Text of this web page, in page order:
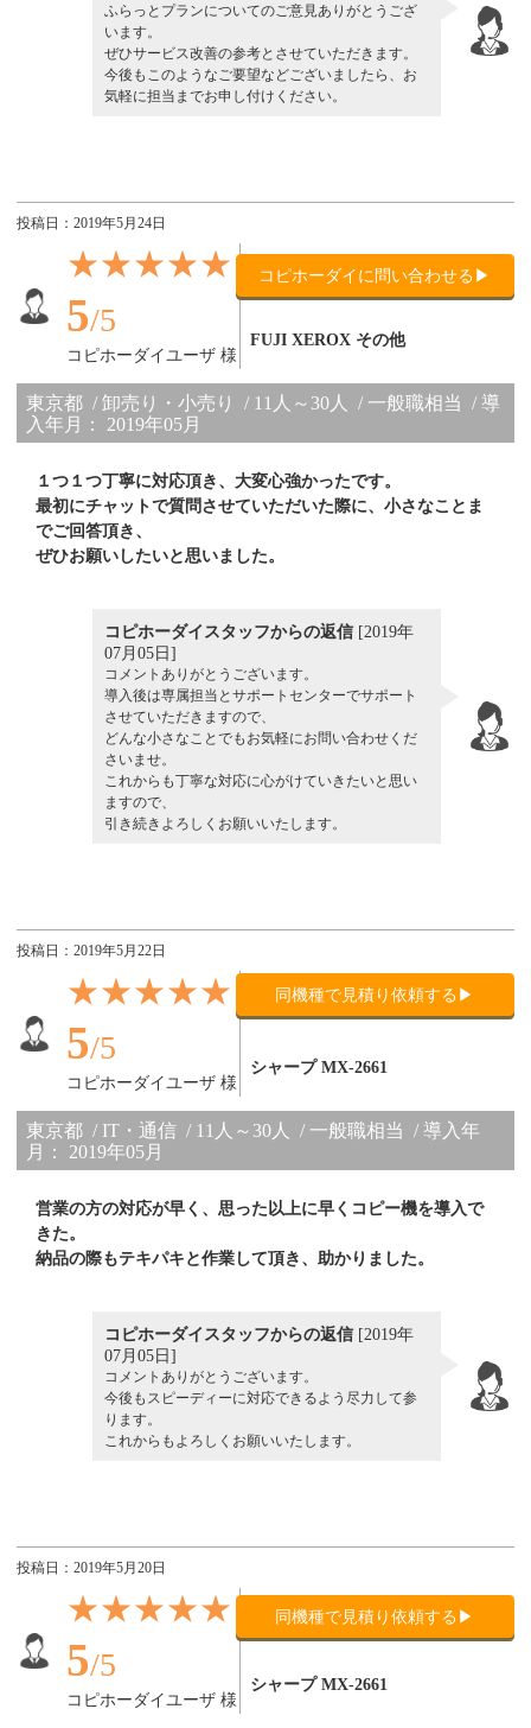
ふらっとプランについてのご意見ありがとうござ
います。
ぜひサービス改善の参考とさせていただきます。
今後もこのようなご要望などございましたら、お
気軽に担当までお申し付けください。
投稿日：2019年5月24日
★★★★★
5/5
コピホーダイユーザ 様
導入機種：
FUJI XEROX その他
東京都 卸売り・小売り 11人～30人 一般職相当
導
入年月： 2019年05月
１つ１つ丁寧に対応頂き、大変心強かったです。
最初にチャットで質問させていただいた際に、小さなことま
でご回答頂き、
ぜひお願いしたいと思いました。
コピホーダイスタッフからの返信 [2019年
07月05日]
コメントありがとうございます。
導入後は専属担当とサポートセンターでサポート
させていただきますので、
どんな小さなことでもお気軽にお問い合わせくだ
さいませ。
これからも丁寧な対応に心がけていきたいと思い
ますので、
引き続きよろしくお願いいたします。
コピホーダイに問い合わせる▶
投稿日：2019年5月22日
★★★★★
5/5
コピホーダイユーザ 様
導入機種：
シャープ MX-2661
東京都 IT・通信 11人～30人 一般職相当
導入年
月： 2019年05月
営業の方の対応が早く、思った以上に早くコピー機を導入で
きた。
納品の際もテキパキと作業して頂き、助かりました。
コピホーダイスタッフからの返信 [2019年
07月05日]
コメントありがとうございます。
今後もスピーディーに対応できるよう尽力して参
ります。
これからもよろしくお願いいたします。
同機種で見積り依頼する▶
投稿日：2019年5月20日
★★★★★
5/5
コピホーダイユーザ 様
導入機種：
シャープ MX-2661
同機種で見積り依頼する▶